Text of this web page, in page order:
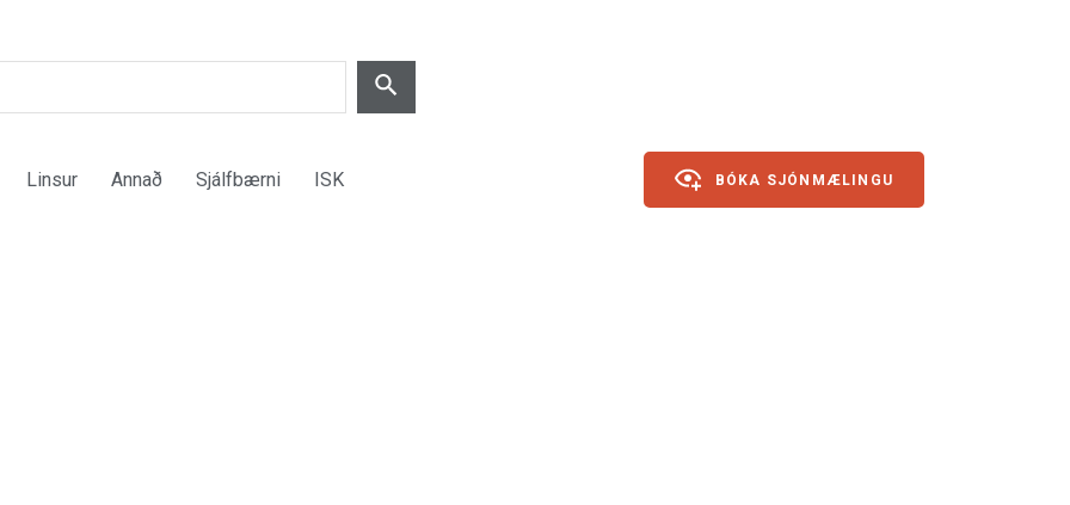
Linsur Annað Sjálfbærni ISK BÓKA SJÓNMÆLINGU